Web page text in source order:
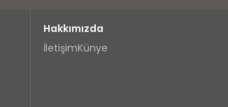
Hakkımızda
İletişimKünye